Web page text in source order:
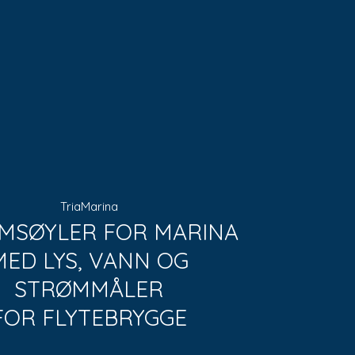
TriaMarina
FOR MARINA
LYS, VANN OG
STRØMMÅLER
FLYTEBRYGGE